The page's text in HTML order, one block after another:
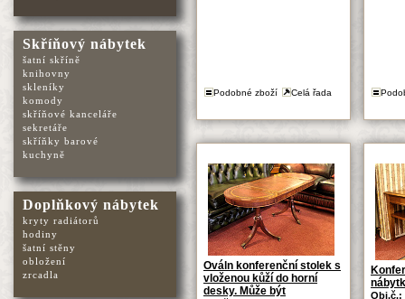
Podobné zboží Celá řada
Ováln konferenční stolek s
vloženou kůží do horní
desky. Může být
Obj.č.:
Skříňový nábytek
šatní skříně
knihovny
skleníky
komody
skříňové kanceláře
sekretáře
skříňky barové
kuchyně
Doplňkový nábytek
kryty radiátorů
hodiny
šatní stěny
obložení
zrcadla